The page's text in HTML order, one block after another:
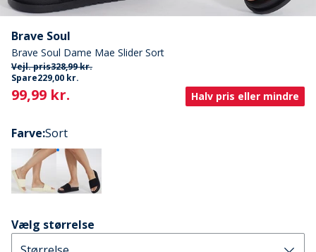
Brave Soul
Brave Soul Dame Mae Slider Sort
Vejl. pris328,99 kr.
Spare229,00 kr.
Current
99,99 kr. Halv pris eller mindre
Farve:Sort
Vælg størrelse